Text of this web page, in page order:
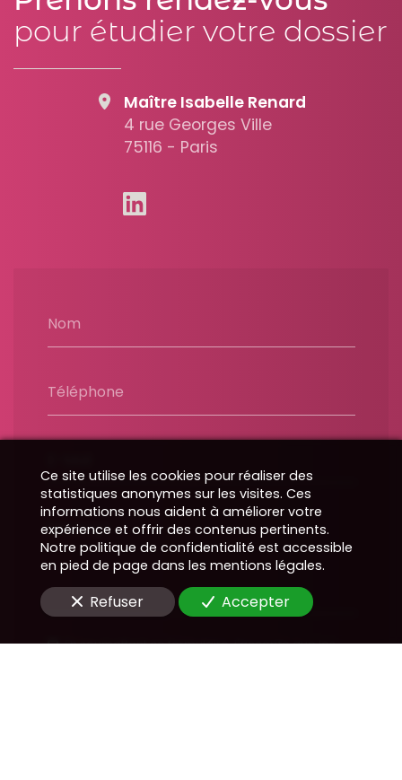
pour étudier votre dossier
Nom
Téléphone
Message
En soumettant ce formulaire, j'accepte que les
Maître Isabelle Renard
4 rue Georges Ville
75116 - Paris
Ce site utilise les cookies pour réaliser des
statistiques anonymes sur les visites. Ces
informations nous aident à améliorer votre
expérience et offrir des contenus pertinents.
Notre politique de confidentialité est accessible
en pied de page dans les mentions légales.
Refuser Accepter